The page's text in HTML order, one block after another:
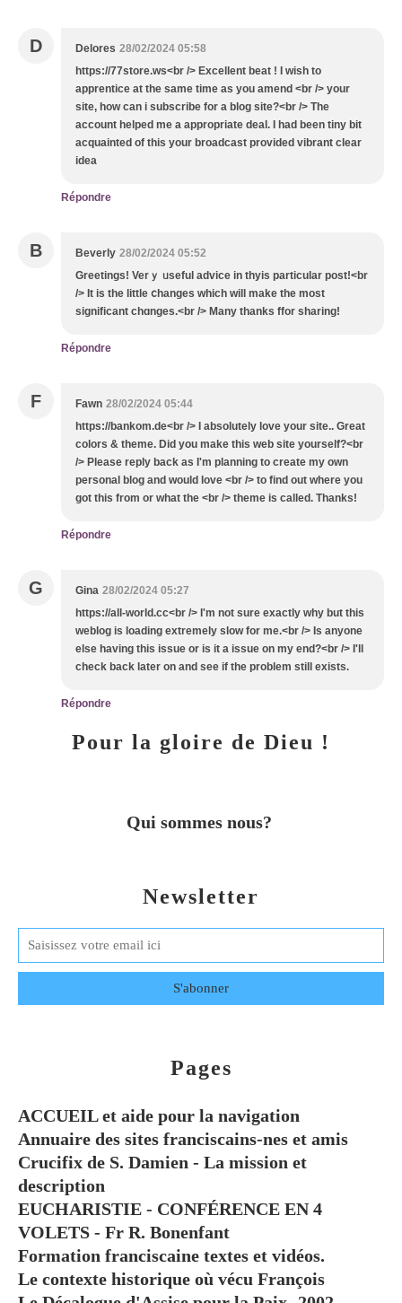
D Delores 28/02/2024 05:58
https://77store.ws<br /> Excellent beat ! I wish to
apprentice at the same time as you amend <br /> your
site, how can i subscribe for a blog site?<br /> The
account helped me a appropriate deal. I had been tiny bit
acquainted of this your broadcast provided vibrant clear
idea
Répondre
B Beverly 28/02/2024 05:52
Grеetings! Verｙ ᥙseful advice іn thyis рarticular post!<br
/> Ӏt is tһe lіttle ⅽhanges whіch ᴡill make the mоѕt
ѕignificant chɑnges.<br /> Many thanks ffor sharing!
Répondre
F Fawn 28/02/2024 05:44
https://bankom.de<br /> I absolutely love your site.. Great
colors & theme. Did you make this web site yourself?<br
/> Please reply back as I'm planning to create my own
personal blog and would love <br /> to find out where you
got this from or what the <br /> theme is called. Thanks!
Répondre
G Gina 28/02/2024 05:27
https://all-world.cc<br /> I'm not sure exactly why but this
weblog is loading extremely slow for me.<br /> Is anyone
else having this issue or is it a issue on my end?<br /> I'll
check back later on and see if the problem still exists.
Répondre
Newsletter
Pages
ACCUEIL et aide pour la navigation
Annuaire des sites franciscains-nes et amis
Crucifix de S. Damien - La mission et
description
EUCHARISTIE - CONFÉRENCE EN 4
VOLETS - Fr R. Bonenfant
Formation franciscaine textes et vidéos.
Le contexte historique où vécu François
Pour la gloire de Dieu !
Qui sommes nous?